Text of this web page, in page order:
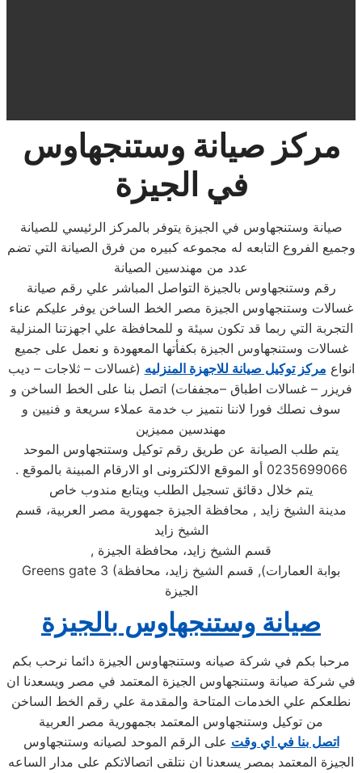
مركز صيانة وستنجهاوس
في الجيزة
صيانة وستنجهاوس في الجيزة يتوفر بالمركز الرئيسي للصيانة
وجميع الفروع التابعه له مجموعه كبيره من فرق الصيانة التي تضم
عدد من مهندسين الصيانة
رقم وستنجهاوس بالجيزة التواصل المباشر علي رقم صيانة
غسالات وستنجهاوس الجيزة مصر الخط الساخن يوفر عليكم عناء
التجربة التي ربما قد تكون سيئة و للمحافظة علي اجهزتنا المنزلية
غسالات وستنجهاوس الجيزة بكفأتها المعهودة و نعمل على جميع
انواع مركز توكيل صيانة للاجهزة المنزليه (غسالات – ثلاجات – ديب
فريزر – غسالات اطباق –مجففات) اتصل بنا على الخط الساخن و
سوف نصلك فورا لاننا نتميز ب خدمة عملاء سريعة و فنيين و
مهندسين مميزين
يتم طلب الصيانة عن طريق رقم توكيل وستنجهاوس الموحد
0235699066 أو الموقع الالكترونى او الارقام المبينة بالموقع .
يتم خلال دقائق تسجيل الطلب ويتابع مندوب خاص
مدينة الشيخ زايد , محافظة الجيزة جمهورية مصر العربية، قسم
الشيخ زايد
, قسم الشيخ زايد، محافظة الجيزة
Greens gate 3 (بوابة العمارات), قسم الشيخ زايد، محافظة
الجيزة
صيانة وستنجهاوس بالجيزة
مرحبا بكم في شركة صيانه وستنجهاوس الجيزة دائما نرحب بكم
في شركة صيانة وستنجهاوس الجيزة المعتمد في مصر ويسعدنا ان
نطلعكم علي الخدمات المتاحة والمقدمة علي رقم الخط الساخن
من توكيل وستنجهاوس المعتمد بجمهورية مصر العربية
اتصل بنا في اي وقت على الرقم الموحد لصيانه وستنجهاوس
الجيزة المعتمد بمصر يسعدنا ان نتلقى اتصالاتكم على مدار الساعه